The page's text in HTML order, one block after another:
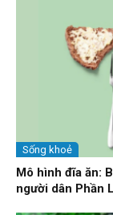
Sống khoẻ
Mô hình đĩa ăn:
người dân Phần